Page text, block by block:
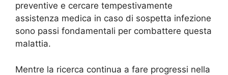
preventive e cercare tempestivamente
assistenza medica in caso di sospetta infezione
sono passi fondamentali per combattere questa
malattia.
Mentre la ricerca continua a fare progressi nella